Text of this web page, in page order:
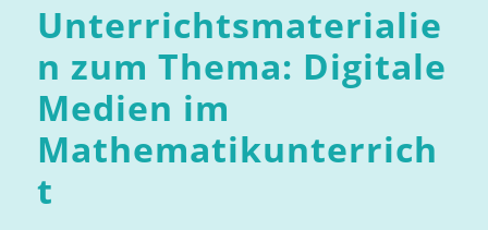
Unterrichtsmaterialie
n zum Thema: Digitale
Medien im
Mathematikunterrich
t